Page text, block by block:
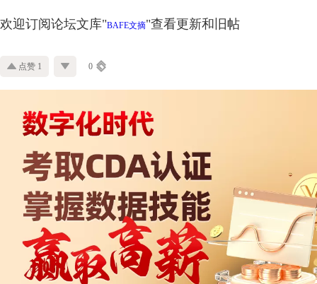
欢迎订阅论坛文库"BAFE文摘"查看更新和旧帖
点赞 1 0